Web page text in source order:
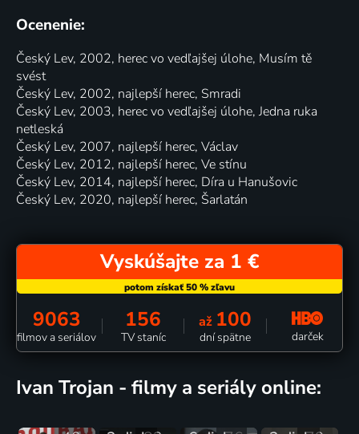
Ocenenie:
Český Lev, 2002, herec vo vedľajšej úlohe, Musím tě
svést
Český Lev, 2002, najlepší herec, Smradi
Český Lev, 2003, herec vo vedľajšej úlohe, Jedna ruka
netleská
Český Lev, 2007, najlepší herec, Václav
Český Lev, 2012, najlepší herec, Ve stínu
Český Lev, 2014, najlepší herec, Díra u Hanušovic
Český Lev, 2020, najlepší herec, Šarlatán
Vyskúšajte za 1 €
9063
filmov a seriálov
156
TV staníc
až 100
dní spätne darček
Ivan Trojan - filmy a seriály online: